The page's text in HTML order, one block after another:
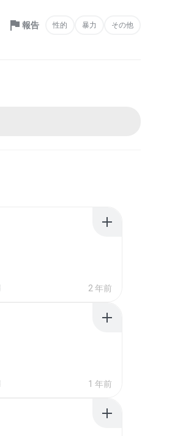
報告 性的 暴力 その他
2 年前
1 年前